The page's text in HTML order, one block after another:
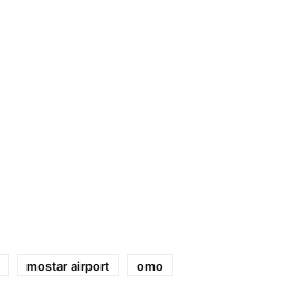
mostar airport
omo